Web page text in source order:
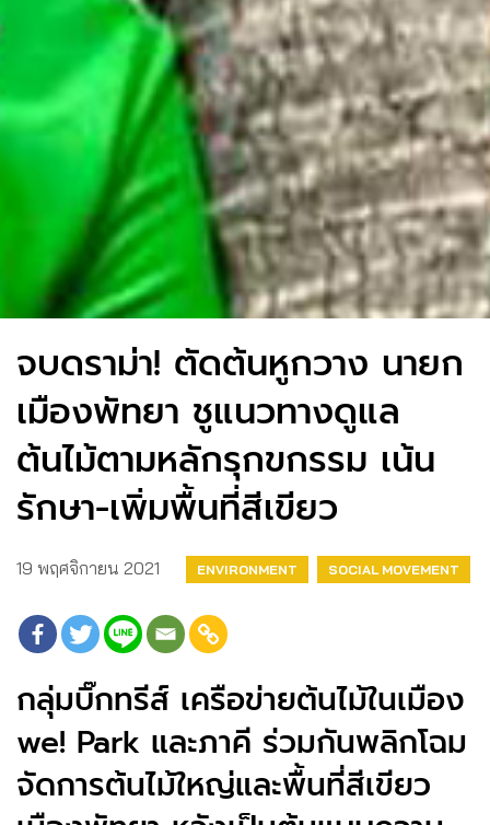
จบดราม่า! ตัดต้นหูกวาง นายก
เมืองพัทยา ชูแนวทางดูแล
ต้นไม้ตามหลักรุกขกรรม เน้น
รักษา-เพิ่มพื้นที่สีเขียว
19 พฤศจิกายน 2021 ENVIRONMENT SOCIAL MOVEMENT
กลุ่มบิ๊กทรีส์ เครือข่ายต้นไม้ในเมือง
we! Park และภาคี ร่วมกันพลิกโฉม
จัดการต้นไม้ใหญ่และพื้นที่สีเขียว